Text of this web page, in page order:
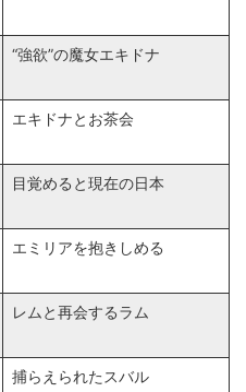
“強欲”の魔女エキドナ
エキドナとお茶会
目覚めると現在の日本
エミリアを抱きしめる
レムと再会するラム
捕らえられたスバル